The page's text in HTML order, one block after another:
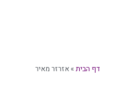
דף הבית»אזרזר מאיר